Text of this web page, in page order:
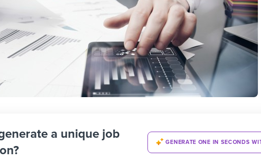
a unique job
GENERATE ONE IN SECONDS